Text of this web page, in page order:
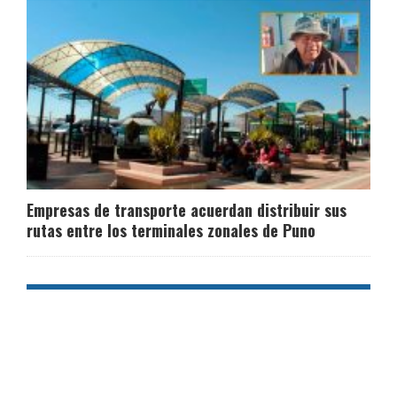
Empresas de transporte acuerdan distribuir sus
rutas entre los terminales zonales de Puno